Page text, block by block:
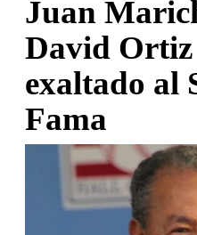
Juan
David Ortiz
exaltado al
Fama